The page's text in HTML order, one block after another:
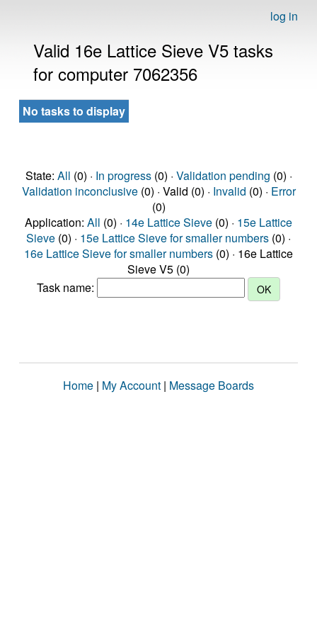
log in
Valid 16e Lattice Sieve V5 tasks
for computer 7062356
No tasks to display
State: All (0) · In progress(0) · Validation pending (0) ·
Validation inconclusive(0) · Valid (0) · Invalid (0) · Error
(0)
Application: All (0) · 14e Lattice Sieve (0) · 15e Lattice
Sieve (0) · 15e Lattice Sieve for smaller numbers (0) ·
16e Lattice Sieve for smaller numbers (0) · 16e Lattice
Sieve V5 (0)
Task name:
Home | My Account | Message Boards